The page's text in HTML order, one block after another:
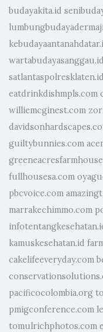
budayakita.id
wartabudayasanggau.id
satlantaspolresklaten.id
eatdrinkdishmpls.com
williemcginest.com
guiltybunnies.com
fullhousesa.com
pbcvoice.com
marrakechimmo.com
kamuskesehatan.id
cakelifeeveryday.com
pacificocolombia.org
pmigconference.com
tomulrichphotos.com